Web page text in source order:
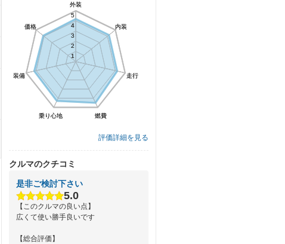
外装
内装
走行
燃費
乗り心地
装備
価格
1
2
3
4
5
外装
内装
走行
燃費
乗り心地
装備
価格
1
2
3
4
5
評価詳細を見る
クルマのクチコミ
是非ご検討下さい
5.0
【このクルマの良い点】
広くて使い勝手良いです
【総合評価】